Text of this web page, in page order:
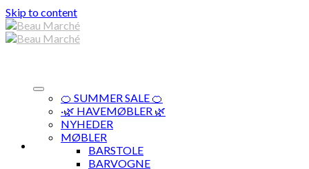
Skip to content
🍊 SUMMER SALE 🍊
·🌿 HAVEMØBLER 🌿
NYHEDER
MØBLER
BARSTOLE
BARVOGNE